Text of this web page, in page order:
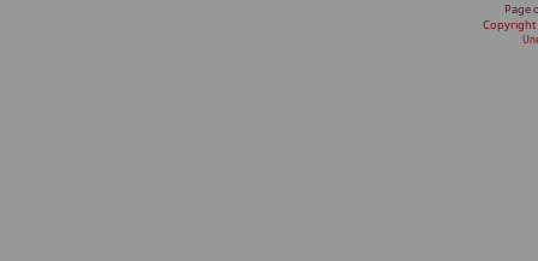
Page
Copyright